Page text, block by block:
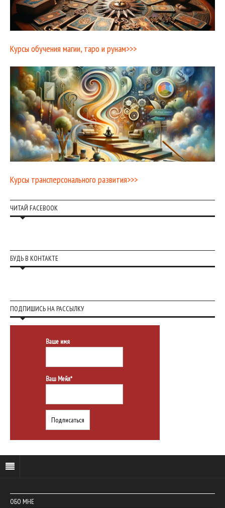
Курсы обучения магии, таро и рунам>>>
Курсы трансперсонального развития>>>
ЧИТАЙ FACEBOOK
БУДЬ В КОНТАКТЕ
ПОДПИШИСЬ НА РАССЫЛКУ
Ваше имя
Ваш Мейл*
ОБО МНЕ